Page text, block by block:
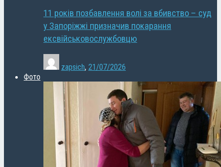
11 років позбавлення волі за вбивство – суд
у Запоріжжі призначив покарання
ексвійськовослужбовцю
zapsich, 21/07/2026
Фото